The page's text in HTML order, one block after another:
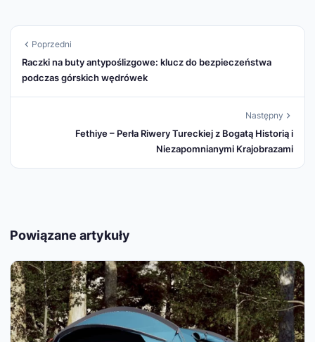
Poprzedni
Raczki na buty antypoślizgowe: klucz do bezpieczeństwa
podczas górskich wędrówek
Następny
Fethiye – Perła Riwery Tureckiej z Bogatą Historią i
Niezapomnianymi Krajobrazami
Powiązane artykuły